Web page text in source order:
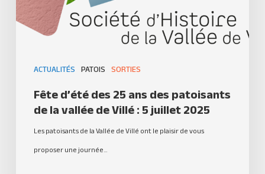
ACTUALITÉS PATOIS SORTIES
Fête d’été des 25 ans des patoisants
de la vallée de Villé : 5 juillet 2025
Les patoisants de la Vallée de Villé ont le plaisir de vous
proposer une journée…